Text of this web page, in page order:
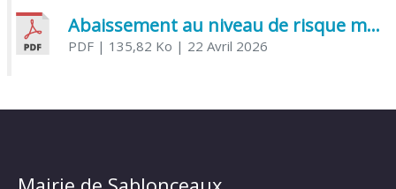
Abaissement au niveau de risque modéré de l’Influenza aviaire
PDF| 135,82 Ko | 22 Avril 2026